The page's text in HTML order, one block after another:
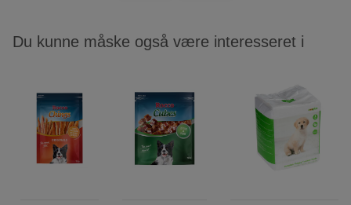
Du kunne måske også være interesseret i